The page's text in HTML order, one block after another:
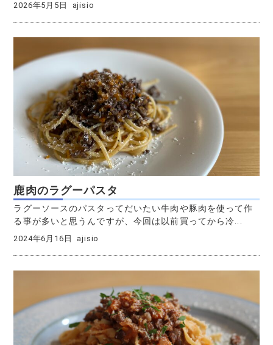
2026年5月5日 ajisio
鹿肉のラグーパスタ
ラグーソースのパスタってだいたい牛肉や豚肉を使って作
る事が多いと思うんですが、今回は以前買ってから冷...
2024年6月16日 ajisio